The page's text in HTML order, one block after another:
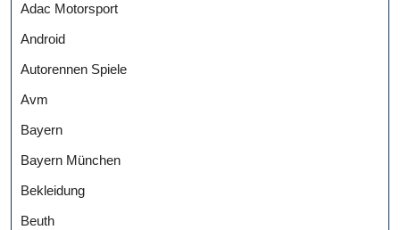
Adac Motorsport
Android
Autorennen Spiele
Avm
Bayern
Bayern München
Bekleidung
Beuth